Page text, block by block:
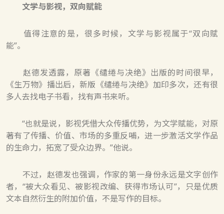
文学与影视，双向赋能
值得注意的是，很多时候，文学与影视属于“双向赋
能”。
赵德发透露，原著《缱绻与决绝》出版的时间很早，
《生万物》播出后，新版《缱绻与决绝》加印多次，还有很
多人去找电子书看，找有声书来听。
“也就是说，影视凭借大众传播优势，为文学赋能，对原
著有了传播、价值、市场的多重反哺，进一步激活文学作品
的生命力，拓宽了受众边界。”他说。
不过，赵德发也强调，作家的第一身份永远是文字创作
者，“被大众看见、被影视改编、获得市场认可”，只是优质
文本自然衍生的附加价值，不是写作的目标。